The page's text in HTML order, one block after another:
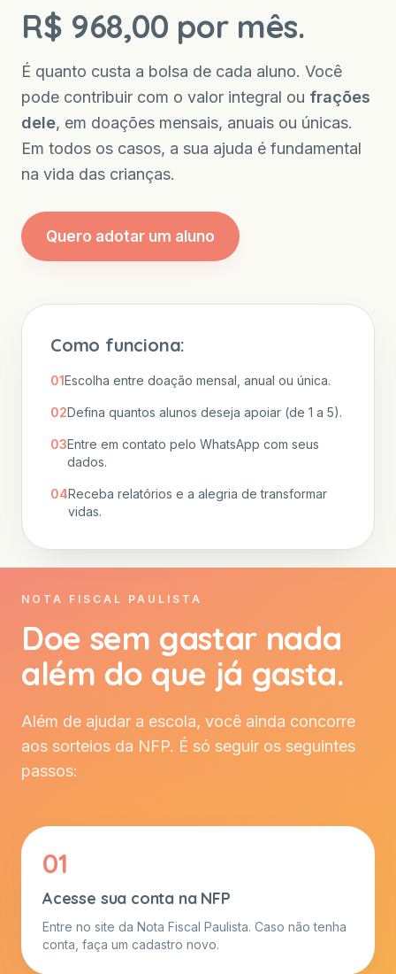
R$ 968,00 por mês.
É quanto custa a bolsa de cada aluno. Você
pode contribuir com o valor integral ou frações
dele, em doações mensais, anuais ou únicas.
Em todos os casos, a sua ajuda é fundamental
na vida das crianças.
Quero adotar um aluno
Como funciona:
01Escolha entre doação mensal, anual ou única.
02Defina quantos alunos deseja apoiar (de 1 a 5).
03Entre em contato pelo WhatsApp com seus
dados.
04Receba relatórios e a alegria de transformar
vidas.
NOTA FISCAL PAULISTA
Doe sem gastar nada
além do que já gasta.
Além de ajudar a escola, você ainda concorre
aos sorteios da NFP. É só seguir os seguintes
passos:
01
Acesse sua conta na NFP
Entre no site da Nota Fiscal Paulista. Caso não tenha
conta, faça um cadastro novo.